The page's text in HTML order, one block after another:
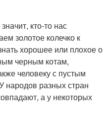
кто-то нас
золотое колечко к
хорошее или плохое о
черным котам,
человеку с пустым
народов разных стран
а у некоторых